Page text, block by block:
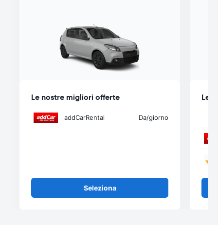
Le nostre migliori offerte
addCarRental Da/giorno
Seleziona
Le